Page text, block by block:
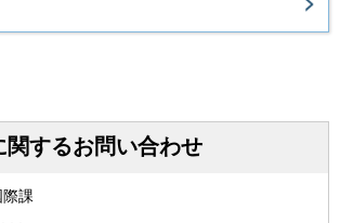
関するお問い合わせ
課